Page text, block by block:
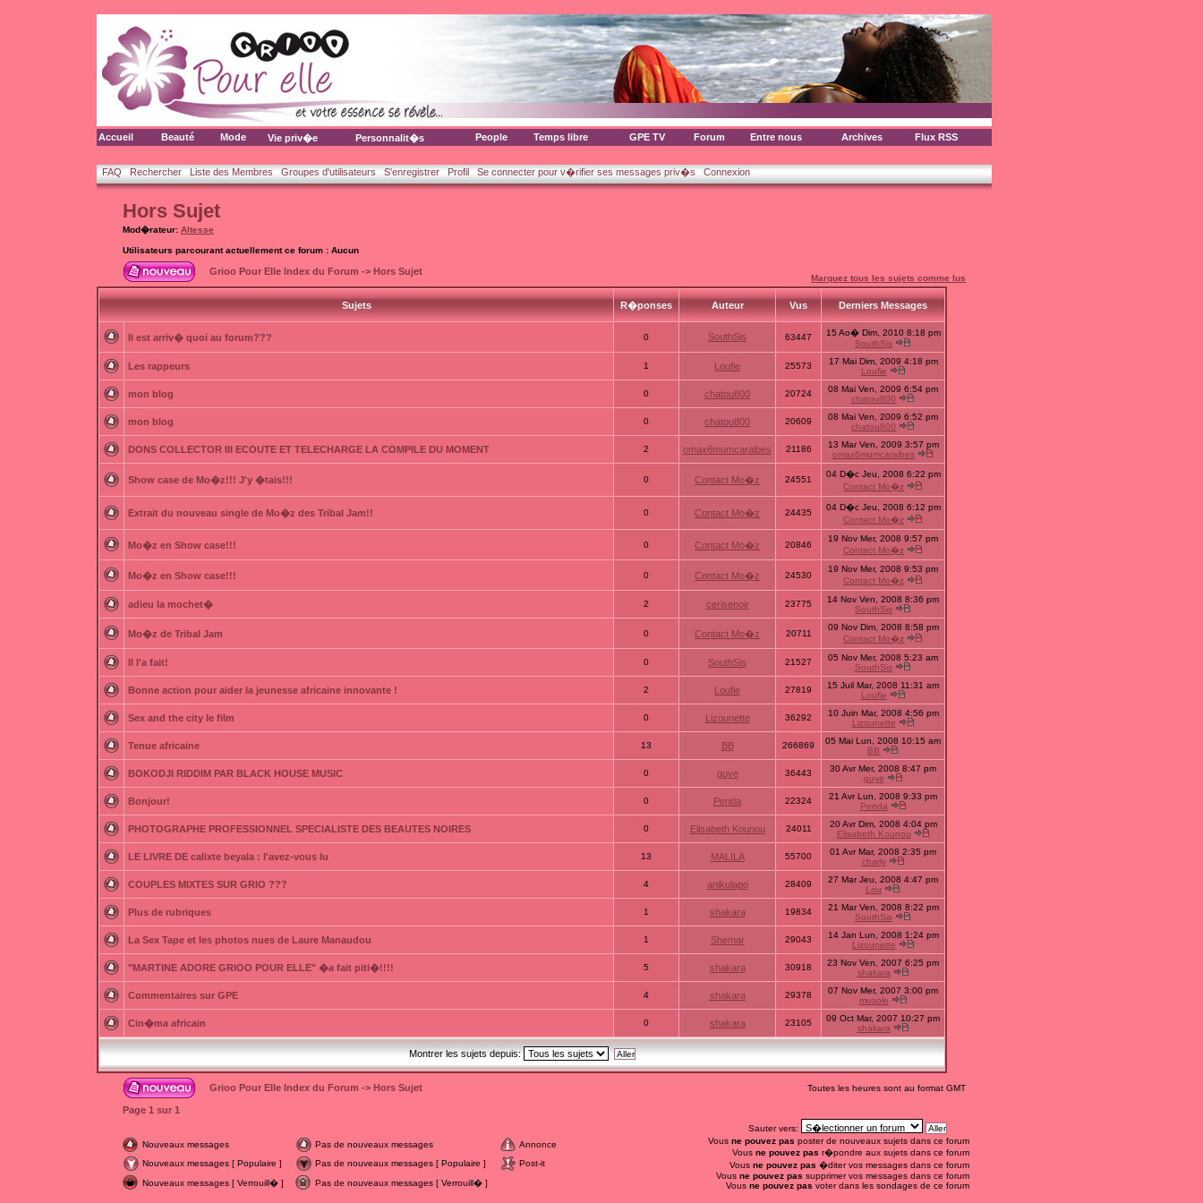
Accueil Beauté Mode Vie priv�e Personnalit�s People Temps libre GPE TV Forum Entre nous Archives Flux RSS
FAQ Rechercher Liste des Membres Groupes d'utilisateurs S'enregistrer Profil Se connecter pour v�rifier ses messages priv�s Connexion
Hors Sujet
Mod�rateur: Altesse
Utilisateurs parcourant actuellement ce forum : Aucun
Grioo Pour Elle Index du Forum -> Hors Sujet
Marquez tous les sujets comme lus
Sujets R�ponses Auteur Vus Derniers Messages
Il est arriv� quoi au forum??? 0 SouthSis 63447
15 Ao� Dim, 2010 8:18 pm
SouthSis
Les rappeurs 1 Loufie 25573
17 Mai Dim, 2009 4:18 pm
Loufie
mon blog 0 chatou800 20724
08 Mai Ven, 2009 6:54 pm
chatou800
mon blog 0 chatou800 20609
08 Mai Ven, 2009 6:52 pm
chatou800
DONS COLLECTOR III ECOUTE ET TELECHARGE LA COMPILE DU MOMENT 2 omax6mumcaraibes 21186
13 Mar Ven, 2009 3:57 pm
omax6mumcaraibes
Show case de Mo�z!!! J'y �tais!!! 0 Contact Mo�z 24551
04 D�c Jeu, 2008 6:22 pm
Contact Mo�z
Extrait du nouveau single de Mo�z des Tribal Jam!! 0 Contact Mo�z 24435
04 D�c Jeu, 2008 6:12 pm
Contact Mo�z
Mo�z en Show case!!! 0 Contact Mo�z 20846
19 Nov Mer, 2008 9:57 pm
Contact Mo�z
Mo�z en Show case!!! 0 Contact Mo�z 24530
19 Nov Mer, 2008 9:53 pm
Contact Mo�z
adieu la mochet� 2 cerisenoir 23775
14 Nov Ven, 2008 8:36 pm
SouthSis
Mo�z de Tribal Jam 0 Contact Mo�z 20711
09 Nov Dim, 2008 8:58 pm
Contact Mo�z
Il l'a fait! 0 SouthSis 21527
05 Nov Mer, 2008 5:23 am
SouthSis
Bonne action pour aider la jeunesse africaine innovante ! 2 Loufie 27819
15 Juil Mar, 2008 11:31 am
Loufie
Sex and the city le film 0 Lizounette 36292
10 Juin Mar, 2008 4:56 pm
Lizounette
Tenue africaine 13 BB 266869
05 Mai Lun, 2008 10:15 am
BB
BOKODJI RIDDIM PAR BLACK HOUSE MUSIC 0 guye 36443
30 Avr Mer, 2008 8:47 pm
guye
Bonjour! 0 Penda 22324
21 Avr Lun, 2008 9:33 pm
Penda
PHOTOGRAPHE PROFESSIONNEL SPECIALISTE DES BEAUTES NOIRES 0 Elisabeth Kounou 24011
20 Avr Dim, 2008 4:04 pm
Elisabeth Kounou
LE LIVRE DE calixte beyala : l'avez-vous lu 13 MALILA 55700
01 Avr Mar, 2008 2:35 pm
charly
COUPLES MIXTES SUR GRIO ??? 4 anikulapo 28409
27 Mar Jeu, 2008 4:47 pm
Lou
Plus de rubriques 1 shakara 19834
21 Mar Ven, 2008 8:22 pm
SouthSis
La Sex Tape et les photos nues de Laure Manaudou 1 Shemar 29043
14 Jan Lun, 2008 1:24 pm
Lizounette
"MARTINE ADORE GRIOO POUR ELLE" �a fait piti�!!!! 5 shakara 30918
23 Nov Ven, 2007 6:25 pm
shakara
Commentaires sur GPE 4 shakara 29378
07 Nov Mer, 2007 3:00 pm
musole
Cin�ma africain 0 shakara 23105
09 Oct Mar, 2007 10:27 pm
shakara
Montrer les sujets depuis:
Grioo Pour Elle Index du Forum -> Hors Sujet Toutes les heures sont au format GMT
Page 1 sur 1
Sauter vers:
Nouveaux messages
Pas de nouveaux messages
Annonce
Nouveaux messages [ Populaire ]
Pas de nouveaux messages [ Populaire ]
Post-it
Nouveaux messages [ Verrouill� ]
Pas de nouveaux messages [ Verrouill� ]
Vous ne pouvez pas poster de nouveaux sujets dans ce forum
Vous ne pouvez pas r�pondre aux sujets dans ce forum
Vous ne pouvez pas �diter vos messages dans ce forum
Vous ne pouvez pas supprimer vos messages dans ce forum
Vous ne pouvez pas voter dans les sondages de ce forum